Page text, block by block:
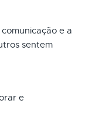
e a
sentem
e